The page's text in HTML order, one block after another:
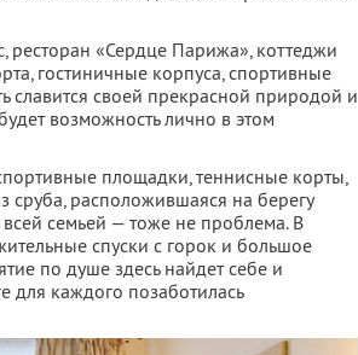
ресторан «Сердце Парижа», коттеджи
гостиничные корпуса, спортивные
славится своей прекрасной природой и
возможность лично в этом
площадки, теннисные корты,
сруба, расположившаяся на берегу
семьей — тоже не проблема. В
спуски с горок и большое
по душе здесь найдет себе и
для каждого позаботилась